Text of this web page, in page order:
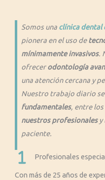
Somos una clínica dental
pionera en el uso de
mínimamente invasivos.
ofrecerodontología
una atención cercana y
Nuestro trabajo diario
fundamentales, entre los
nuestros profesionalesy
paciente.
Profesionales
Con más de 25 años de